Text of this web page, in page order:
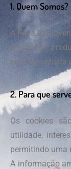
1. Quem Somos?
A Feira da
promoção,
em Castanheira
2. Para que
Os cookies
utilidade,
permitindo uma
A informação